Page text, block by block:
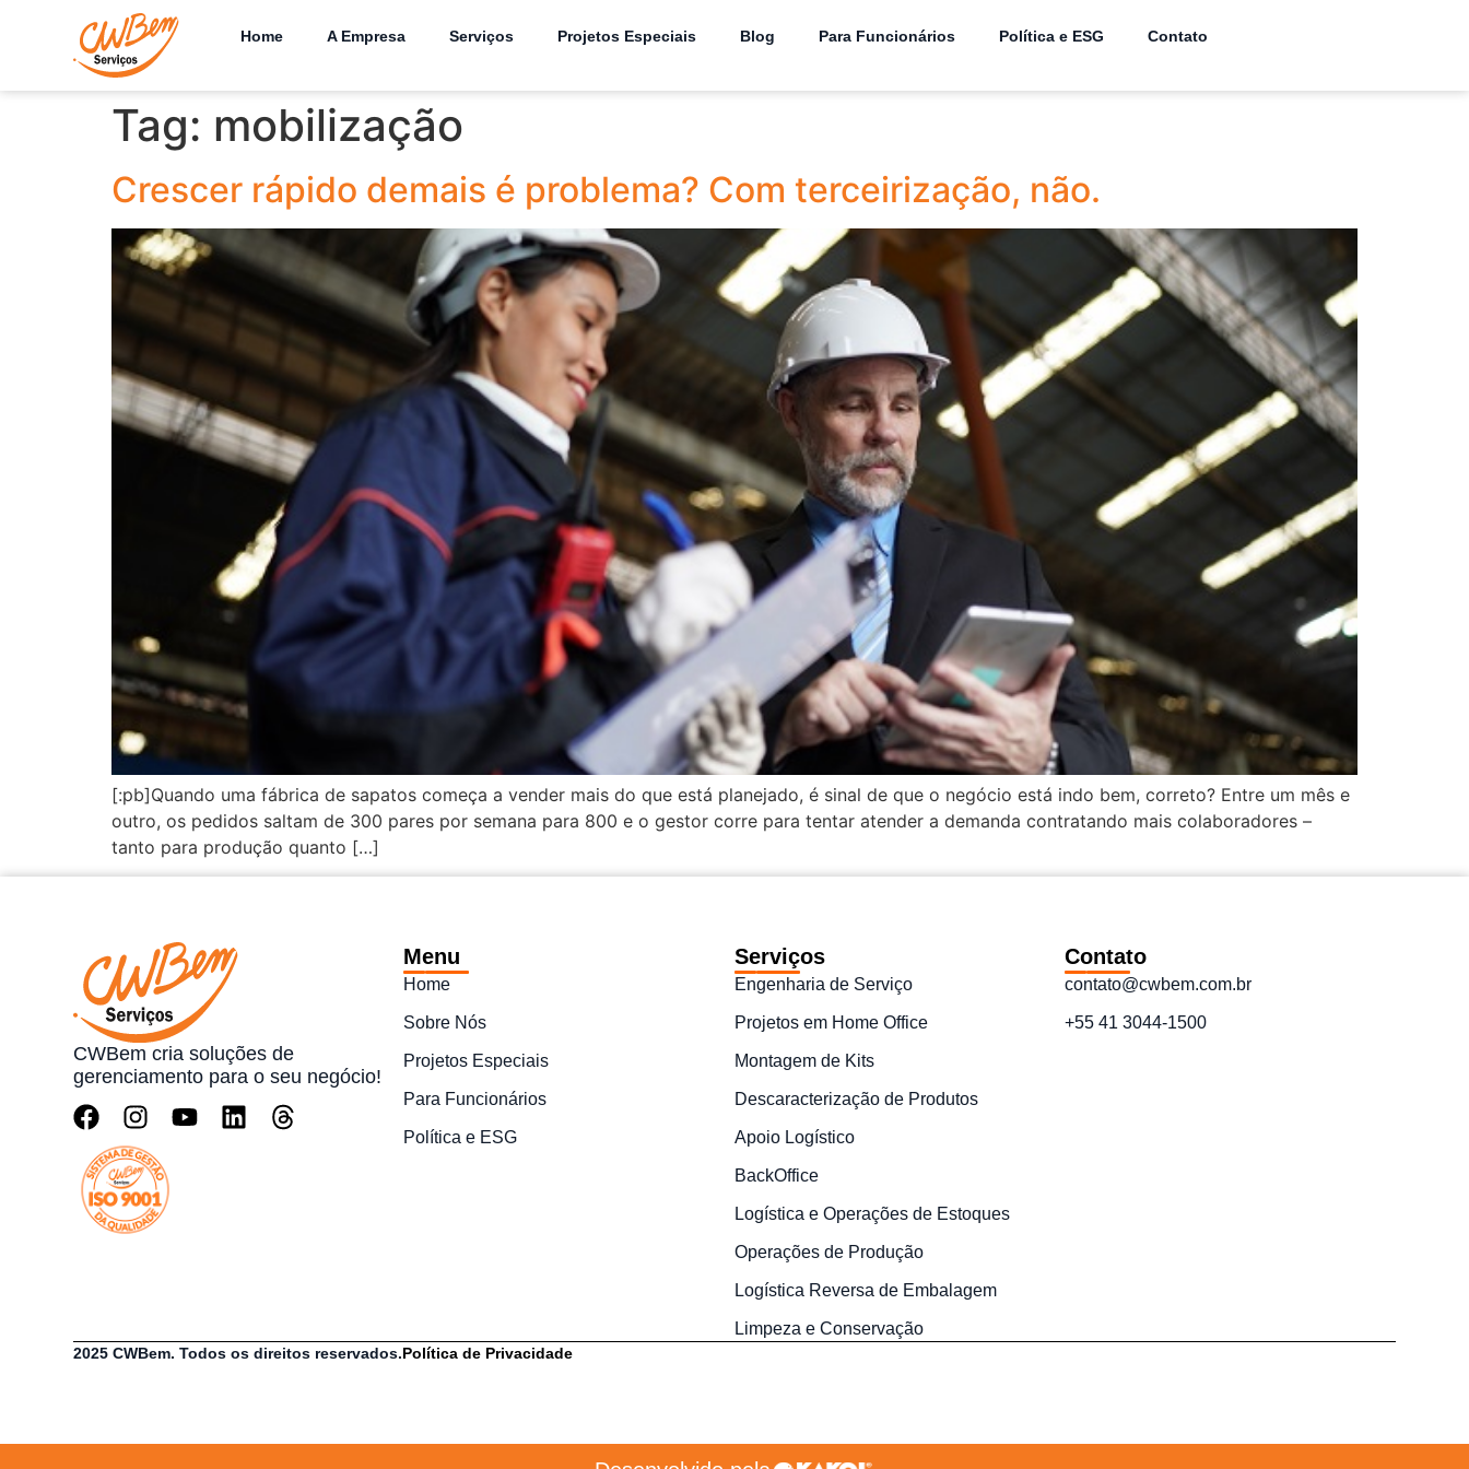
Home A Empresa Serviços Projetos Especiais Blog Para Funcionários Política e ESG Contato
Tag: mobilização
Crescer rápido demais é problema? Com terceirização, não.
[:pb]Quando uma fábrica de sapatos começa a vender mais do que está planejado, é sinal de que o negócio está indo bem, correto? Entre um mês e
outro, os pedidos saltam de 300 pares por semana para 800 e o gestor corre para tentar atender a demanda contratando mais colaboradores –
tanto para produção quanto […]
CWBem cria soluções de
gerenciamento para o seu negócio!
Menu
Home
Sobre Nós
Projetos Especiais
Para Funcionários
Política e ESG
Serviços
Engenharia de Serviço
Projetos em Home Office
Montagem de Kits
Descaracterização de Produtos
Apoio Logístico
BackOffice
Logística e Operações de Estoques
Operações de Produção
Logística Reversa de Embalagem
Limpeza e Conservação
Contato
contato@cwbem.com.br
+55 41 3044-1500
2025 CWBem. Todos os direitos reservados.Política de Privacidade